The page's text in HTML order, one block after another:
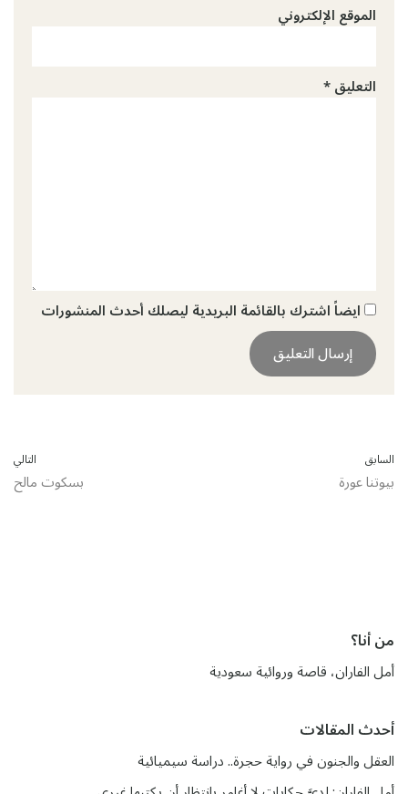
الموقع الإلكتروني
التعليق*
ايضاً اشترك بالقائمة البريدية ليصلك أحدث المنشورات
السابق
بيوتنا عورة
التالي
بسكوت مالح
من أنا؟
أمل الفاران، قاصة وروائية سعودية
أحدث المقالات
العقل والجنون في رواية حجرة.. دراسة سيميائية